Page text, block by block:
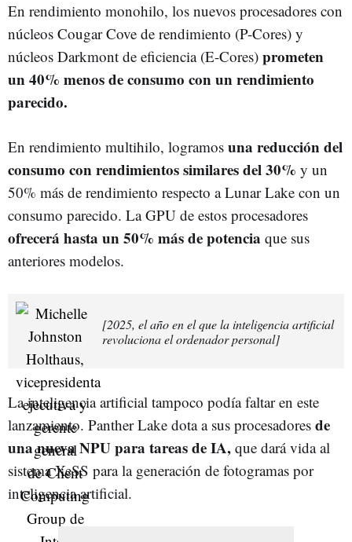
En rendimiento monohilo, los nuevos procesadores con
núcleos Cougar Cove de rendimiento (P-Cores) y
núcleos Darkmont de eficiencia (E-Cores) prometen
un 40% menos de consumo con un rendimiento
parecido.
En rendimiento multihilo, logramos una reducción del
consumo con rendimientos similares del 30% y un
50% más de rendimiento respecto a Lunar Lake con un
consumo parecido. La GPU de estos procesadores
ofrecerá hasta un 50% más de potencia que sus
anteriores modelos.
[2025, el año en el que la inteligencia artificial
revoluciona el ordenador personal]
La inteligencia artificial tampoco podía faltar en este
lanzamiento. Panther Lake dota a sus procesadores de
una nueva NPU para tareas de IA, que dará vida al
sistema XeSS para la generación de fotogramas por
inteligencia artificial.